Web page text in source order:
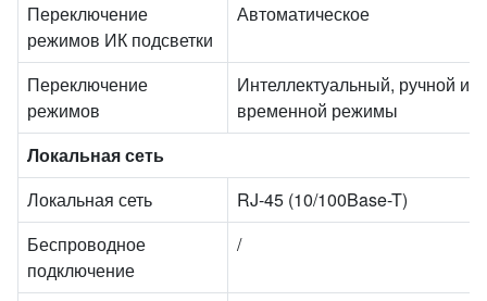
Переключение
режимов ИК подсветки
Автоматическое
Переключение
режимов
Интеллектуальный, ручной и
временной режимы
Локальная сеть
Локальная сеть
RJ-45 (10/100Base-T)
Беспроводное
подключение
/